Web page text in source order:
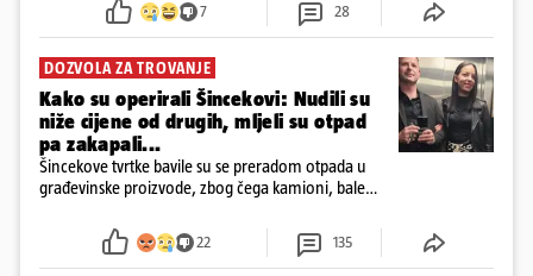
7 28
DOZVOLA ZA TROVANJE
Kako su operirali Šincekovi: Nudili su
niže cijene od drugih, mljeli su otpad
pa zakapali...
Šincekove tvrtke bavile su se preradom otpada u
građevinske proizvode, zbog čega kamioni, bale
22 135